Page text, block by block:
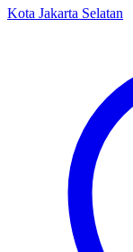
Kota Jakarta Selatan